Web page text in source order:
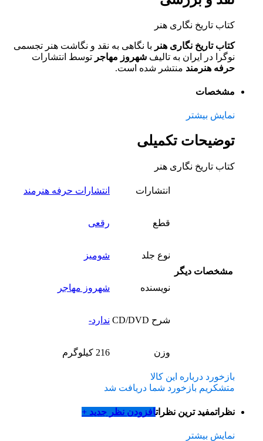
کتاب تاریخ نگاری هنر
کتاب تاریخ نگاری هنر با نگاهی به نقد و نگاشت هنر تجسمی
نوگرا در ایران به تالیف شهروز مهاجر توسط انتشارات
حرفه هنرمند منتشر شده است.
مشخصات
نمایش بیشتر
توضیحات تکمیلی
کتاب تاریخ نگاری هنر
مشخصات دیگر
انتشارات انتشارات حرفه هنرمند
قطع رقعی
نوع جلد شومیز
نویسنده شهروز مهاجر
شرح CD/DVD ندارد-
وزن 216 کیلوگرم
بازخورد درباره این کالا
متشکریم بازخورد شما دریافت شد
نظراتمفید ترین نظراتافزودن نظر جدید +
نمایش بیشتر